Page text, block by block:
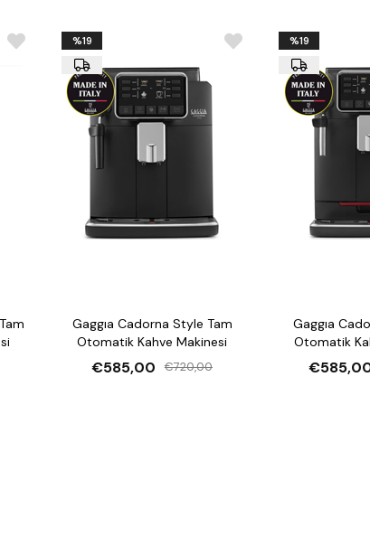
90 kg
ve tempest renk seçeneği
Gaggıa Cadorna Style Tam
Otomatik Kahve Makinesi
€585,00 €720,00
%19
Gaggıa
Otomatik
%19